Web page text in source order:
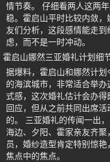
情节奏。 仔细看两人这两
稳。霍启山平时比较内敛
友们分析，这段感情能走
虑，而不是一时冲动。
霍启山娜然三亚婚礼计划细
据爆料，霍启山和娜然计
的海滨城市，非常适合举
式感，这次婚礼估计会办
回应，但从之前共同出席
的。 三亚婚礼的传闻一出
海边、夕阳、霍家亲友齐
员，婚纱造型肯定特别惊
焦点中的焦点。